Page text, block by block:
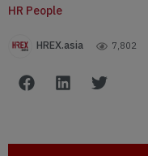
HR People
HREX.asia 7,802